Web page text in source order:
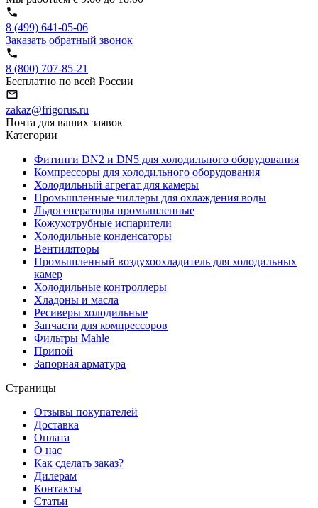
8 (499) 641-05-06
Заказать обратный звонок
8 (800) 707-85-21
Бесплатно по всей России
zakaz@frigorus.ru
Почта для ваших заявок
Категории
Фитинги DN2 и DN5 для холодильного оборудования
Компрессоры для холодильного оборудования
Холодильный агрегат для камеры
Промышленные чиллеры для охлаждения воды
Льдогенераторы промышленные
Кожухотрубные испарители
Холодильные конденсаторы
Вентиляторы
Промышленный воздухоохладитель для холодильных
камер
Холодильные контроллеры
Хладоны и масла
Ресиверы холодильные
Запчасти для компрессоров
Фильтры Mahle
Припой
Запорная арматура
Страницы
Отзывы покупателей
Доставка
Оплата
О нас
Как сделать заказ?
Дилерам
Контакты
Статьи